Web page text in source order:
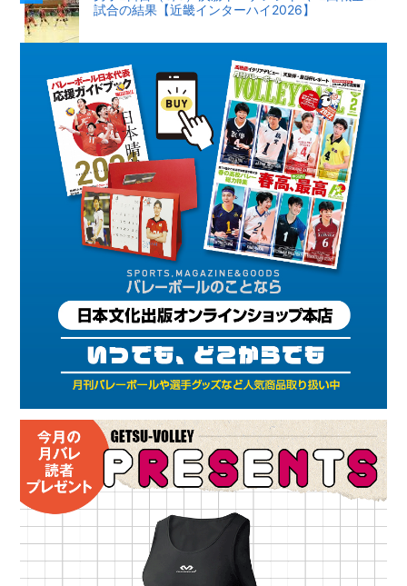
試合の結果【近畿インターハイ2026】